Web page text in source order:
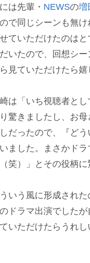
は先輩・ NEWSの増
で同じシーンも無
ていただけたのは
いたので、回想シ
見ていただけたら嬉
は「いち視聴者とし
驚きましたし、お
だったので、『ど
ました。まさかド
笑）」とその役柄に
いう風に形成された
ドラマ出演でした
いただけたらうれ